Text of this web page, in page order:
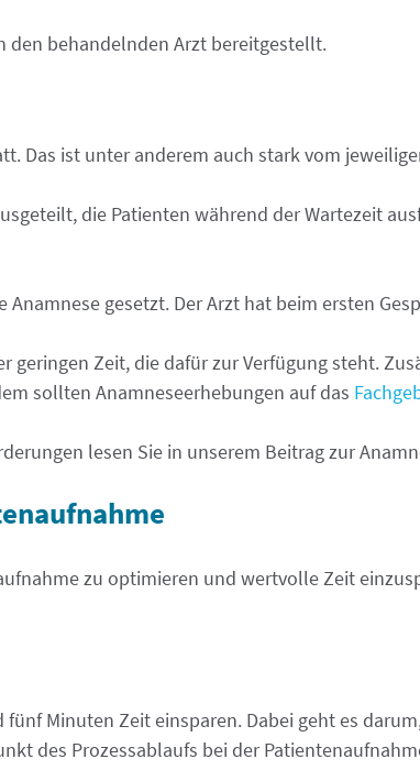
behandelnden Arzt bereitgestellt.
Das ist unter anderem auch stark vom
die Patienten während der Wartezeit
gesetzt. Der Arzt hat beim ersten
geringen Zeit, die dafür zur Verfügung steht.
sollten Anamneseerhebungen auf das
lesen Sie in unserem Beitrag zur
zu optimieren und wertvolle Zeit
Minuten Zeit einsparen. Dabei geht es
des Prozessablaufs bei der